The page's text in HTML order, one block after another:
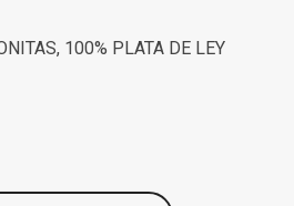
100% PLATA DE LEY